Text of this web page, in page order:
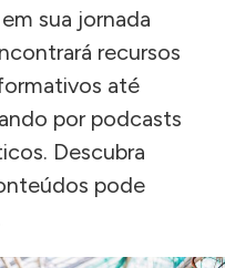
sua jornada
recursos
até
por podcasts
Descubra
pode